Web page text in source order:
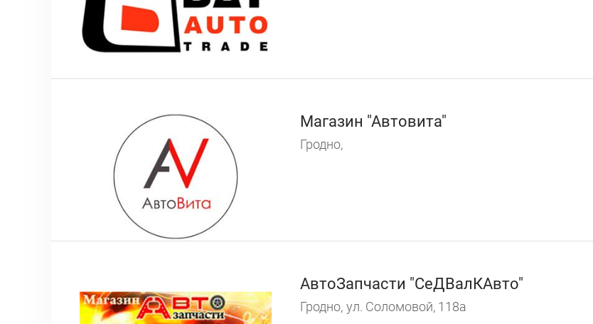
Магазин "Автовита"
Гродно,
АвтоЗапчасти "СеДВалКАвто"
Гродно, ул. Соломовой, 118а